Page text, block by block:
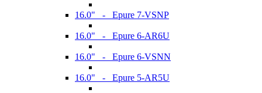
16.0" - Epure 7-VSNP
16.0" - Epure 6-AR6U
16.0" - Epure 6-VSNN
16.0" - Epure 5-AR5U